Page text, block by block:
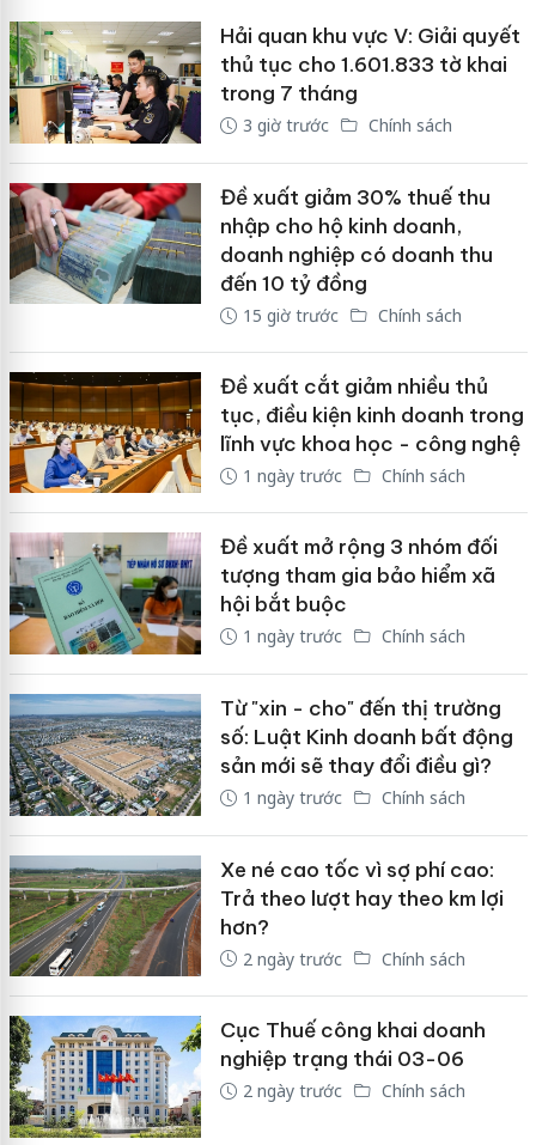
Hải quan khu vực V: Giải quyết
thủ tục cho 1.601.833 tờ khai
trong 7 tháng
3 giờ trước Chính sách
Đề xuất giảm 30% thuế thu
nhập cho hộ kinh doanh,
doanh nghiệp có doanh thu
đến 10 tỷ đồng
15 giờ trước Chính sách
Đề xuất cắt giảm nhiều thủ
tục, điều kiện kinh doanh trong
lĩnh vực khoa học - công nghệ
1 ngày trước Chính sách
Đề xuất mở rộng 3 nhóm đối
tượng tham gia bảo hiểm xã
hội bắt buộc
1 ngày trước Chính sách
Từ "xin - cho" đến thị trường
số: Luật Kinh doanh bất động
sản mới sẽ thay đổi điều gì?
1 ngày trước Chính sách
Xe né cao tốc vì sợ phí cao:
Trả theo lượt hay theo km lợi
hơn?
2 ngày trước Chính sách
Cục Thuế công khai doanh
nghiệp trạng thái 03-06
2 ngày trước Chính sách